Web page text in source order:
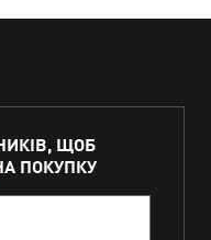
ЩОБ
ПОКУПКУ